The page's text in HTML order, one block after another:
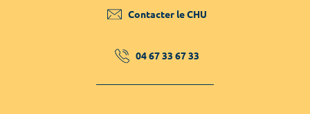
Contacter le CHU
04 67 33 67 33